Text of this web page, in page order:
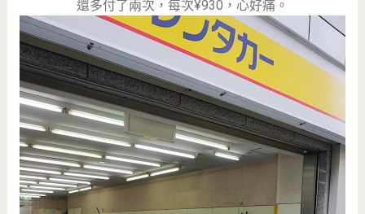
還多付了兩次，每次¥930，心好痛。